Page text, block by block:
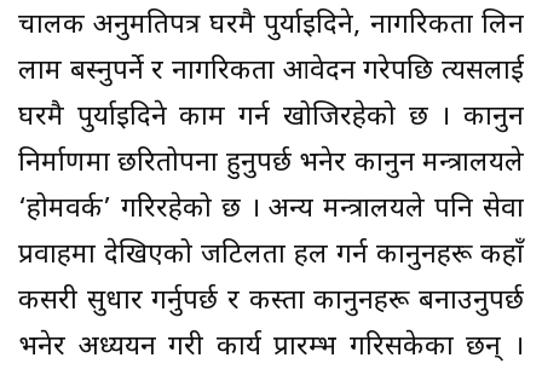
चालक अनुमतिपत्र घरमै पुर्याइदिने, नागरिकता लिन
लाम बस्नुपर्ने र नागरिकता आवेदन गरेपछि त्यसलाई
घरमै पुर्याइदिने काम गर्न खोजिरहेको छ । कानुन
निर्माणमा छरितोपना हुनुपर्छ भनेर कानुन मन्त्रालयले
‘होमवर्क’ गरिरहेको छ । अन्य मन्त्रालयले पनि सेवा
प्रवाहमा देखिएको जटिलता हल गर्न कानुनहरू कहाँ
कसरी सुधार गर्नुपर्छ र कस्ता कानुनहरू बनाउनुपर्छ
भनेर अध्ययन गरी कार्य प्रारम्भ गरिसकेका छन् ।